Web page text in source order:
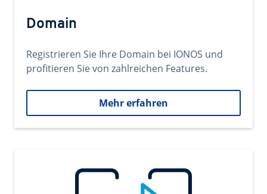
Domain
Registrieren Sie Ihre Domain bei IONOS und
profitieren Sie von zahlreichen Features.
Mehr erfahren